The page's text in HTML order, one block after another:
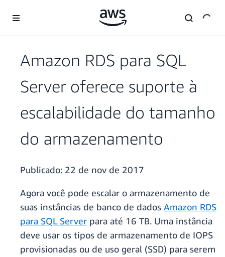
Pular para o conteúdo principal
Amazon RDS para SQL
Server oferece suporte à
escalabilidade do tamanho
do armazenamento
Publicado: 22 de nov de 2017
Agora você pode escalar o armazenamento de
suas instâncias de banco de dados Amazon RDS
para SQL Server para até 16 TB. Uma instância
deve usar os tipos de armazenamento de IOPS
provisionadas ou de uso geral (SSD) para serem